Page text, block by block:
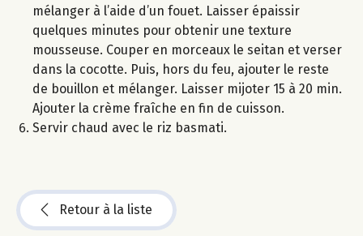
mélanger à l’aide d’un fouet. Laisser épaissir
quelques minutes pour obtenir une texture
mousseuse. Couper en morceaux le seitan et verser
dans la cocotte. Puis, hors du feu, ajouter le reste
de bouillon et mélanger. Laisser mijoter 15 à 20 min.
Ajouter la crème fraîche en fin de cuisson.
Servir chaud avec le riz basmati.
Retour à la liste